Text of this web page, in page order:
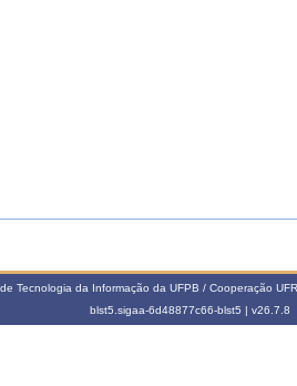
Tecnologia da Informação da UFPB / Cooperação
blst5.sigaa-6d48877c66-blst5 | v26.7.8